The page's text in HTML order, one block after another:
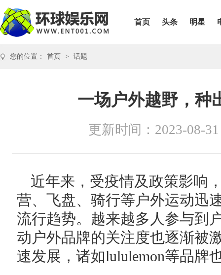
首页 头条 明星
您的位置： 首页 > 话题
一场户外越野，种
更新时间：2023-08-31
近年来，受疫情及政策影响
营、飞盘、骑行等户外运动迅
流行趋势。越来越多人参与到
动户外品牌的关注度也逐渐被
速发展，诸如lululemon等品牌